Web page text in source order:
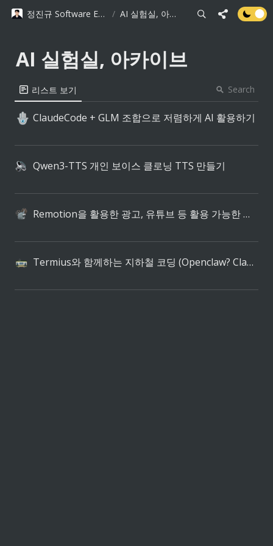
정진규 Software Engineer / AI 실험실, 아카이브
AI 실험실, 아카이브
리스트 보기 Search
🪬 ClaudeCode + GLM 조합으로 저렴하게 AI 활용하기
Qwen3-TTS 개인 보이스 클로닝 TTS 만들기
Remotion을 활용한 광고, 유튜브 등 활용 가능한 영상 생성하기
Termius와 함께하는 지하철 코딩 (Openclaw? ClaudCode remote-control? 필요없음)